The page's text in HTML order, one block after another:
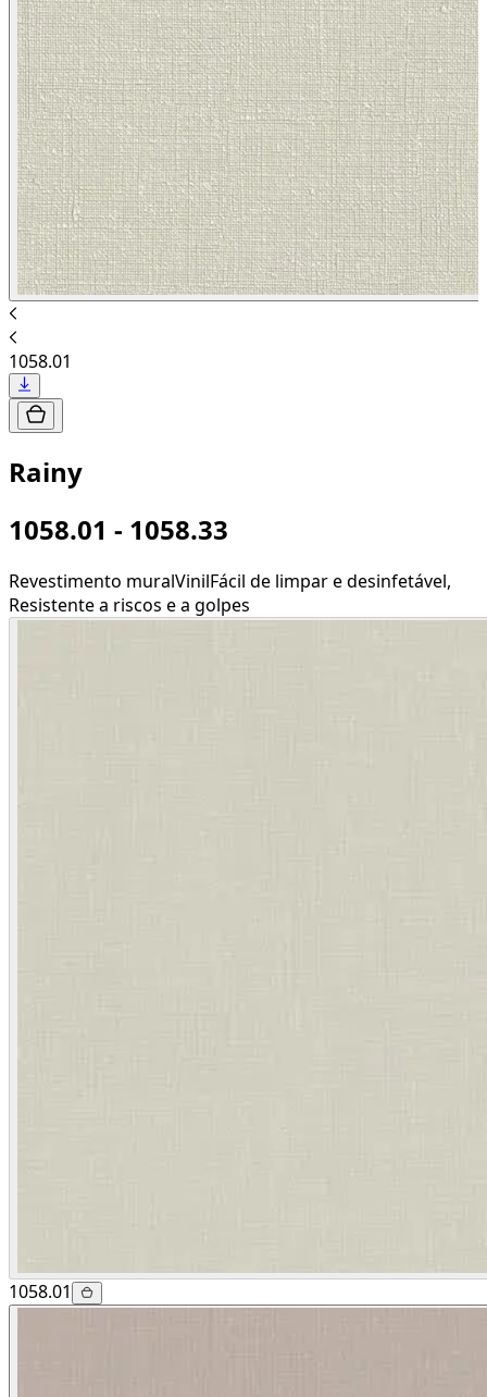
1058.01
Rainy
1058.01 - 1058.33
Revestimento muralVinilFácil de limpar e desinfetável,
Resistente a riscos e a golpes
1058.01